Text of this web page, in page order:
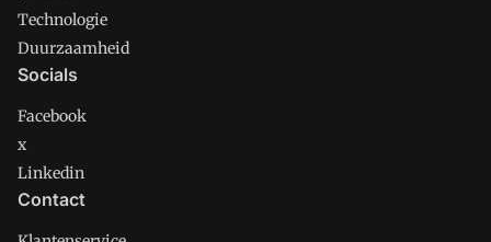
Technologie
Duurzaamheid
Socials
Facebook
x
Linkedin
Contact